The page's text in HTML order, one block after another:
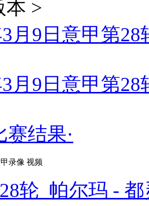
本 >
月9日意甲第
月9日意甲第
赛结果·
录像 视频
轮 帕尔玛 -